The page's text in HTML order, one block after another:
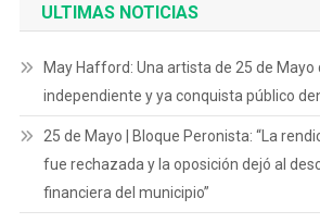
ULTIMAS NOTICIAS
May Hafford: Una artista de 25 de Mayo
independiente y ya conquista público
25 de Mayo | Bloque Peronista: “La
fue rechazada y la oposición dejó al
financiera del municipio”